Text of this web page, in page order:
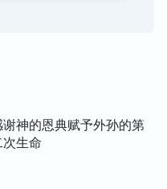
在我还没有化疗，只
为神站住见证呢？其
不能挺得住，癌症能
谢神的恩典赋予外孙的第
次生命